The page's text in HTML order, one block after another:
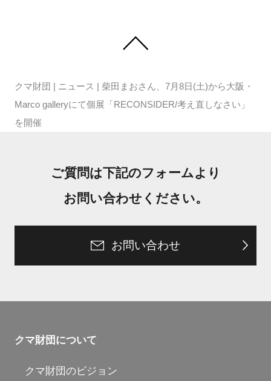
クマ財団 | ニュース | 柴田まおさん、7月8日(土)から大阪・
Marco galleryにて個展「RECONSIDER/考え直しなさい」
を開催
ご質問は下記のフォームより
お問い合わせください。
お問い合わせ
クマ財団について
クマ財団のビジョン